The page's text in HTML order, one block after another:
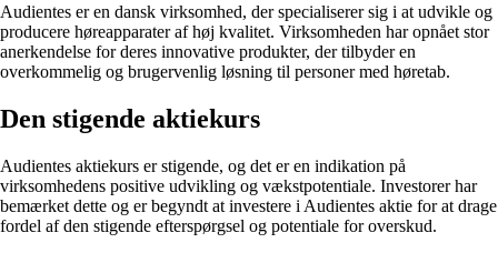
Audientes er en dansk virksomhed, der specialiserer sig i at udvikle og
producere høreapparater af høj kvalitet. Virksomheden har opnået stor
anerkendelse for deres innovative produkter, der tilbyder en
overkommelig og brugervenlig løsning til personer med høretab.
Den stigende aktiekurs
Audientes aktiekurs er stigende, og det er en indikation på
virksomhedens positive udvikling og vækstpotentiale. Investorer har
bemærket dette og er begyndt at investere i Audientes aktie for at drage
fordel af den stigende efterspørgsel og potentiale for overskud.